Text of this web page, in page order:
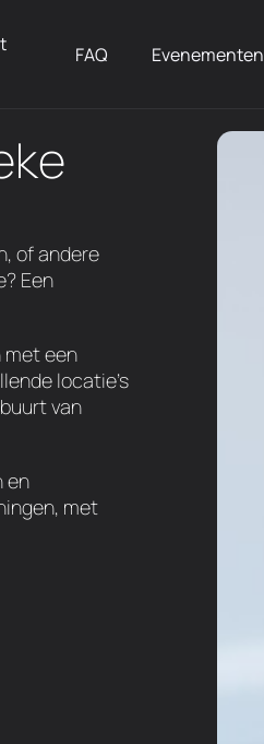
FAQ Evenementen
of andere
Een
met een
locatie's
van
en
met